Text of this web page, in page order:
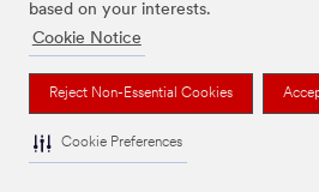
based on your interests.
Cookie Notice
Reject Non-Essential Cookies
Cookie Preferences